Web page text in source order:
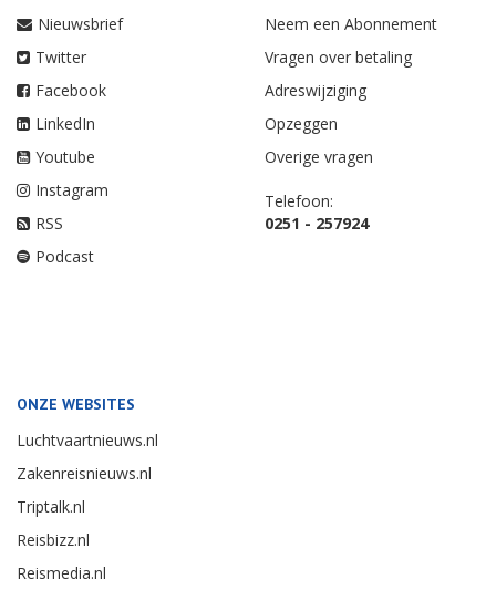
Nieuwsbrief
Twitter
Facebook
LinkedIn
Youtube
Instagram
RSS
Podcast
Neem een Abonnement
Vragen over betaling
Adreswijziging
Opzeggen
Overige vragen
Telefoon:
0251 - 257924
ONZE WEBSITES
Luchtvaartnieuws.nl
Zakenreisnieuws.nl
Triptalk.nl
Reisbizz.nl
Reismedia.nl